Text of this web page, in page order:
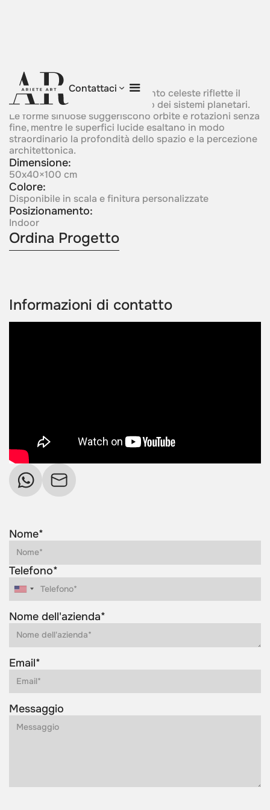
Contattaci
Motion of Celestial
Una scultura ispirata al movimento celeste riflette il
ritmo cosmico e il bilanciamento dei sistemi planetari.
Le forme sinuose suggeriscono orbite e rotazioni senza
fine, mentre le superfici lucide esaltano in modo
straordinario la profondità dello spazio e la percezione
architettonica.
Dimensione:
50x40×100 cm
Colore:
Disponibile in scala e finitura personalizzate
Posizionamento:
Indoor
Ordina Progetto
Informazioni di contatto
Nome*
Telefono*
Nome dell'azienda*
Email*
Messaggio